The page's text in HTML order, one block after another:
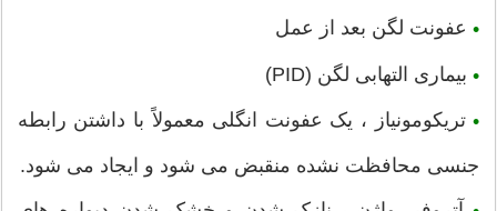
• عفونت لگن بعد از عمل
• بیماری التهابی لگن (PID)
•تریکومونیاز ، یک عفونت انگلی معمولاً با داشتن رابطه
جنسی محافظت نشده منقبض می شود و ایجاد می شود.